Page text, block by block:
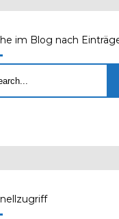
im Blog nach